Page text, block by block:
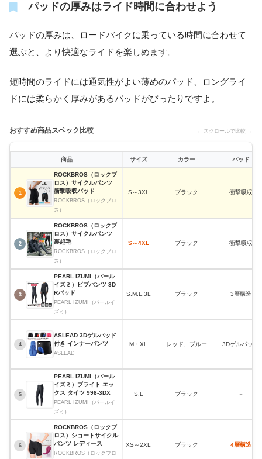
パッドの厚みはライド時間に合わせよう
パッドの厚みは、ロードバイクに乗っている時間に合わせて
選ぶと、より快適なライドを楽しめます。
短時間のライドには通気性がよい薄めのパッド、ロングライ
ドには柔らかく厚みがあるパッドがぴったりですよ。
おすすめ商品スペック比較 ← スクロールで比較 →
商品 サイズ カラー パッド
1
ROCKBROS（ロックブ
ロス）サイクルパンツ
衝撃吸収パッド
ROCKBROS（ロックブロ
ス）
S～3XL ブラック 衝撃吸収
2
ROCKBROS（ロックブ
ロス）サイクルパンツ
裏起毛
ROCKBROS（ロックブロ
ス）
S～4XL ブラック 衝撃吸収
3
PEARL IZUMI（パール
イズミ）ビブパンツ 3D
Rパッド
PEARL IZUMI（パールイ
ズミ）
S.M.L.3L ブラック 3層構造
4
ASLEAD 3Dゲルパッド
付き インナーパンツ
ASLEAD
M・XL レッド、ブルー 3Dゲルパッド
5
PEARL IZUMI（パール
イズミ）ブライト エッ
クス タイツ 998-3DX
PEARL IZUMI（パールイ
ズミ）
S.L ブラック －
6
ROCKBROS（ロックブ
ロス）ショートサイクル
パンツ レディース
ROCKBROS（ロックブロ
XS～2XL ブラック 4層構造